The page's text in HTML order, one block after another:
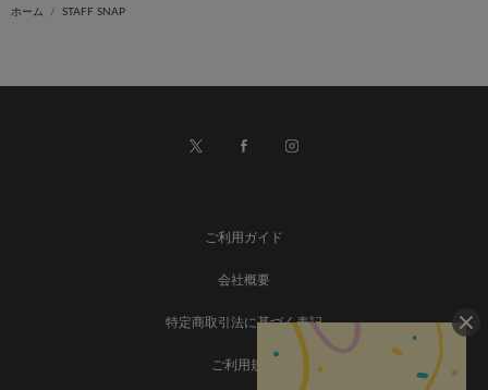
ホーム STAFF SNAP
ご利用ガイド
会社概要
特定商取引法に基づく表記
ご利用規約